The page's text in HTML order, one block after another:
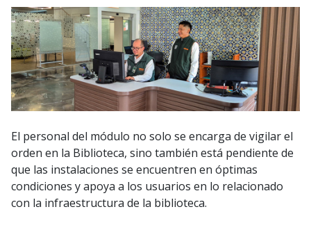
El personal del módulo no solo se encarga de vigilar el
orden en la Biblioteca, sino también está pendiente de
que las instalaciones se encuentren en óptimas
condiciones y apoya a los usuarios en lo relacionado
con la infraestructura de la biblioteca.